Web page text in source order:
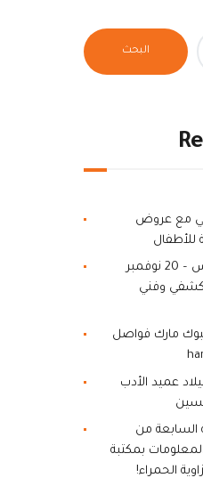
البحث
مع عروض
للأطفال
احتفالية الخميس – 20 نوفمبر
كشفي وفني
مارك فواصل
عميد الأدب
السابعة من
بمكتبة
الحمراء!